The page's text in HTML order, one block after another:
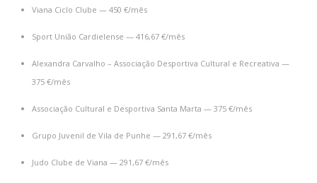
Viana Ciclo Clube — 450 €/mês
Sport União Cardielense — 416,67 €/mês
Alexandra Carvalho – Associação Desportiva Cultural e Recreativa —
375 €/mês
Associação Cultural e Desportiva Santa Marta — 375 €/mês
Grupo Juvenil de Vila de Punhe — 291,67 €/mês
Judo Clube de Viana — 291,67 €/mês